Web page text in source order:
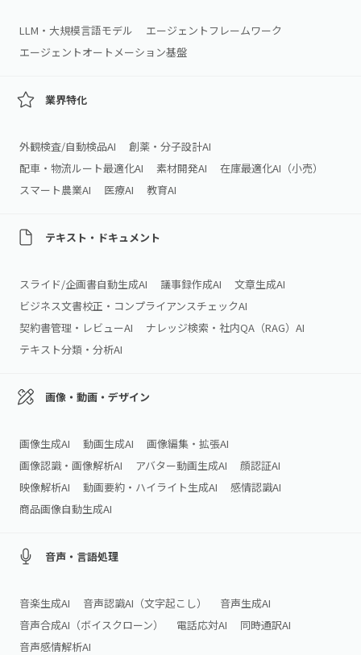
LLM・大規模言語モデル
エージェントフレームワーク
エージェントオートメーション基盤
業界特化
外観検査/自動検品AI
創薬・分子設計AI
配車・物流ルート最適化AI
素材開発AI
在庫最適化AI（小売）
スマート農業AI
医療AI 教育AI
テキスト・ドキュメント
スライド/企画書自動生成AI 議事録作成AI
文章生成AI
ビジネス文書校正・コンプライアンスチェックAI
契約書管理・レビューAI
ナレッジ検索・社内QA（RAG）AI
テキスト分類・分析AI
画像・動画・デザイン
画像生成AI 動画生成AI
画像編集・拡張AI
画像認識・画像解析AI
アバター動画生成AI
顔認証AI
映像解析AI
動画要約・ハイライト生成AI
感情認識AI
商品画像自動生成AI
音声・言語処理
音楽生成AI 音声認識AI（文字起こし）
音声生成AI
音声合成AI（ボイスクローン）
電話応対AI
同時通訳AI
音声感情解析AI